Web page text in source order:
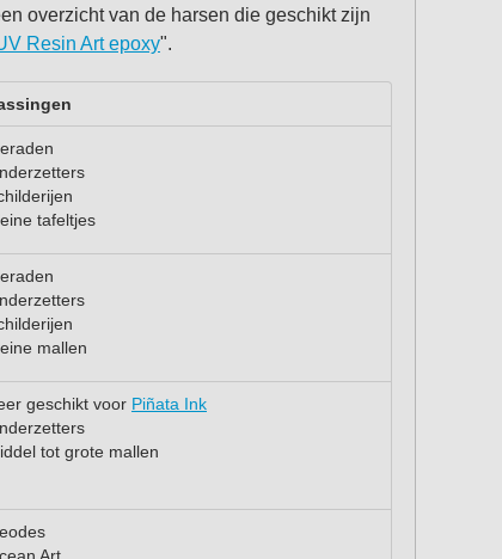
overzicht van de harsen die geschikt zijn
Resin Art epoxy".
tafeltjes
mallen
geschikt voor Piñata Ink
tot grote mallen